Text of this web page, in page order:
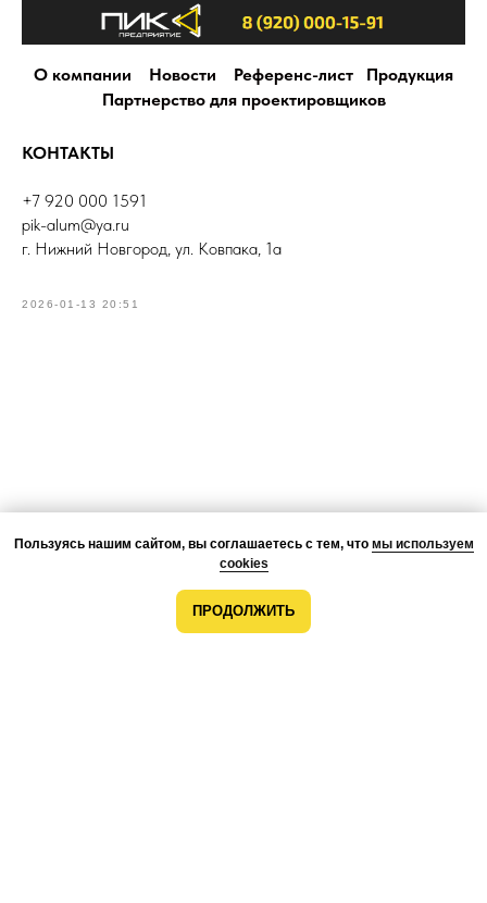
О компании Новости Референс-лист
Продукция
Партнерство для проектировщиков
КОНТАКТЫ
+7 920 000 1591
pik-alum@ya.ru
г. Нижний Новгород, ул. Ковпака, 1а
2026-01-13 20:51
Пользуясь нашим сайтом, вы соглашаетесь с тем, что мы используем
cookies
ПРОДОЛЖИТЬ